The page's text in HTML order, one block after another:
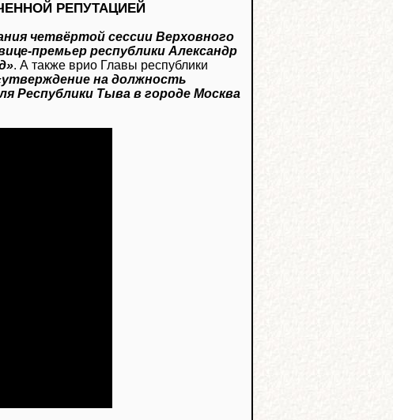
РЕПУТАЦИЕЙ
четвёртой сессии Верховного
премьер республики Александр
. А также врио Главы республики
на должность
Республики Тыва в городе Москва